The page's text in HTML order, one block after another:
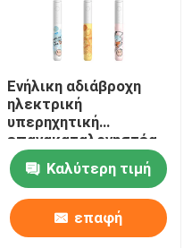
Ενήλικη αδιάβροχη
ηλεκτρική
υπερηχητική
επανακαταλογηστέα
οδοντόβουρτσα
οδοντοβουρτσών IPX7
Καλύτερη τιμή
επαφή